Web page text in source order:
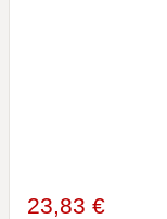
23,83 €